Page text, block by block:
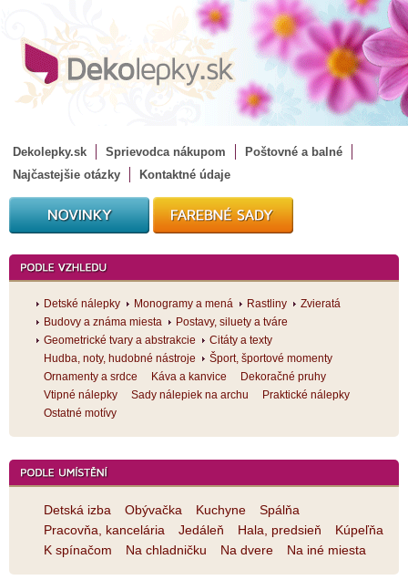
Dekolepky.sk Sprievodca nákupom
Poštovné a balné
Najčastejšie otázky
Kontaktné údaje
Detské nálepky Monogramy a mená Rastliny
Zvieratá
Budovy a známa miesta
Postavy, siluety a tváre
Geometrické tvary a abstrakcie
Citáty a texty
Hudba, noty, hudobné nástroje
Šport, športové momenty
Ornamenty a srdce
Káva a kanvice
Dekoračné pruhy
Vtipné nálepky
Sady nálepiek na archu
Praktické nálepky
Ostatné motívy
Detská izba Obývačka Kuchyne
Spálňa
Pracovňa, kancelária
Jedáleň Hala, predsieň
Kúpeľňa
K spínačom
Na chladničku Na dvere Na iné miesta